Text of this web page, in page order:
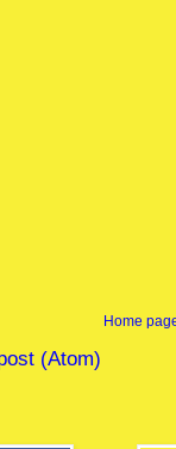
Home
(Atom)